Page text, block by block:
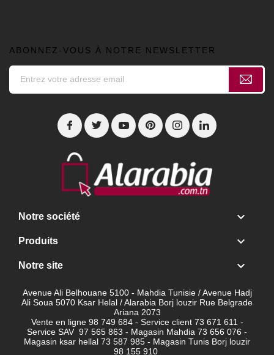
ABONNEZ-VOUS À NOTRE NEWSLETTER
Notre société 
Produits 
Notre site 
Avenue Ali Belhouane 5100 - Mahdia Tunisie / Avenue Hadj
Ali Soua 5070 Ksar Helal / Alarabia Borj louzir Rue Belgrade
Ariana 2073
Vente en ligne 98 749 684 - Service client 73 671 611 -
Service SAV 97 565 863 - Magasin Mahdia 73 656 076 -
Magasin ksar hellal 73 587 985 - Magasin Tunis Borj louzir
98 155 910